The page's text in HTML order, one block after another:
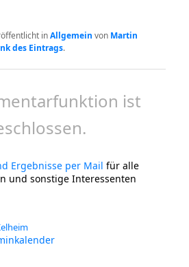
inAllgemein von Martin
des Eintrags.
ist
Ergebnisse per Mail für alle
und sonstige Interessenten